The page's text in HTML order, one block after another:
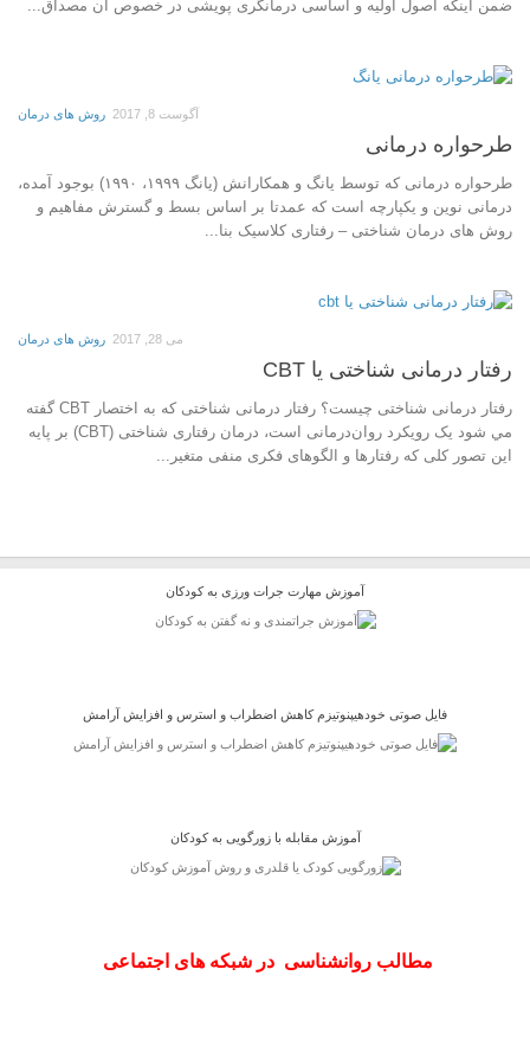
ضمن اینکه اصول اولیه و اساسی درمانگری پویشی در خصوص آن مصداق...
روش های درمان آگوست 8, 2017
طرحواره درمانی
طرحواره درمانی که توسط یانگ و همکارانش (یانگ ۱۹۹۹، ۱۹۹۰) بوجود آمده،
درمانی نوین و یکپارچه است که عمدتا بر اساس بسط و گسترش مفاهیم و
روش های درمان شناختی – رفتاری کلاسیک بنا...
روش های درمان می 28, 2017
رفتار درمانی شناختی یا CBT
رفتار درمانی شناختی چیست؟ رفتار درمانی شناختی که به اختصار CBT گفته
مي شود یک رویکرد روان‌درمانی است، درمان رفتاری شناختی (CBT) بر پایه
این تصور کلی که رفتارها و الگوهای فکری منفی متغیر...
آموزش مقابله با زورگویی به کودکان
فایل صوتی خودهیپنوتیزم کاهش اضطراب و استرس و افزایش آرامش
آموزش مهارت جرات ورزی به کودکان
مطالب روانشناسی در شبکه های اجتماعی